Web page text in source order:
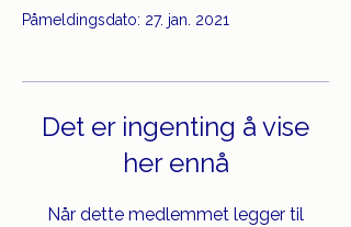
Påmeldingsdato: 27. jan. 2021
Det er ingenting å vise
her ennå
Når dette medlemmet legger til